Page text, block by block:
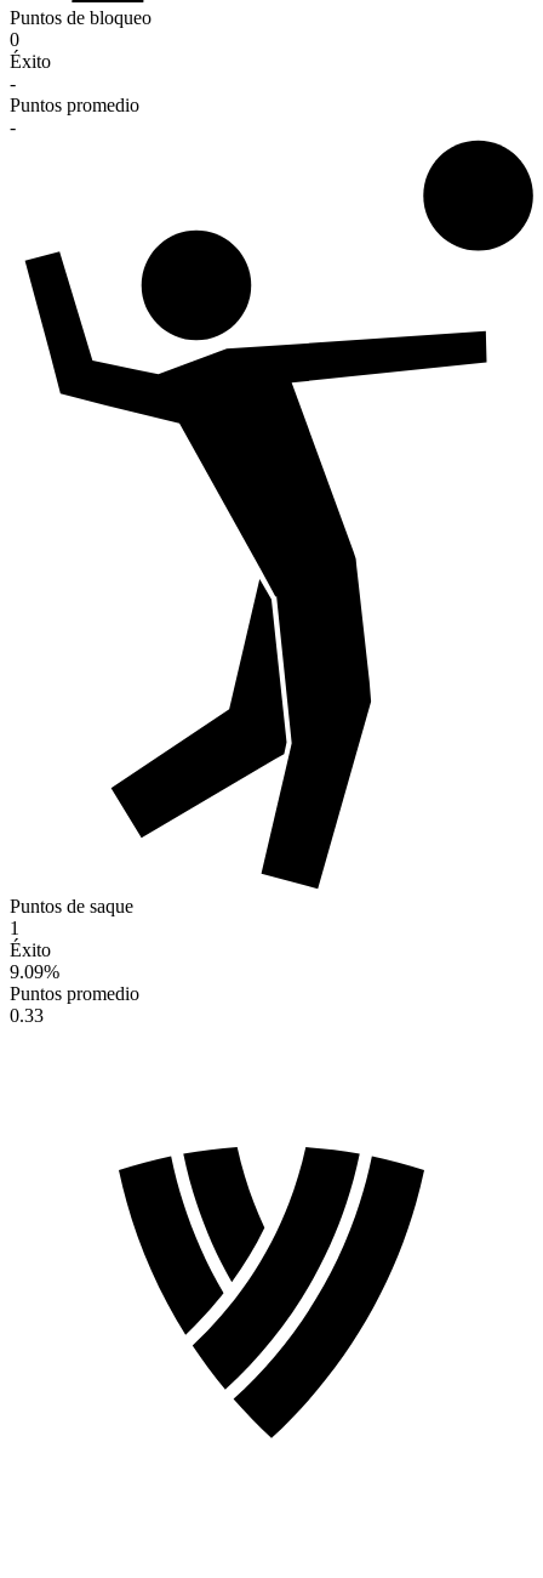
Puntos de bloqueo
0
Éxito
-
Puntos promedio
-
Puntos de saque
1
Éxito
9.09%
Puntos promedio
0.33